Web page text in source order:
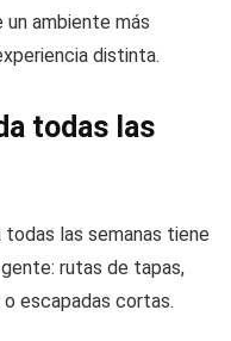
un ambiente más
distinta.
todas las
todas las semanas tiene
rutas de tapas,
escapadas cortas.